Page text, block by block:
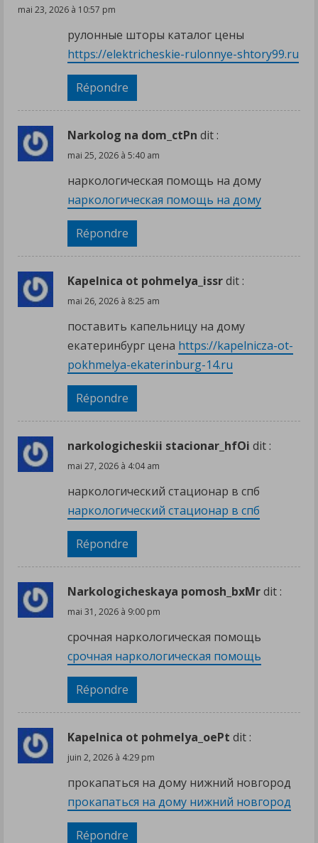
mai 23, 2026 à 10:57 pm
рулонные шторы каталог цены
https://elektricheskie-rulonnye-shtory99.ru
Répondre
Narkolog na dom_ctPn dit :
mai 25, 2026 à 5:40 am
наркологическая помощь на дому
наркологическая помощь на дому
Répondre
Kapelnica ot pohmelya_issrdit :
mai 26, 2026 à 8:25 am
поставить капельницу на дому
екатеринбург цена https://kapelnicza-ot-
pokhmelya-ekaterinburg-14.ru
Répondre
narkologicheskii stacionar_hfOi dit :
mai 27, 2026 à 4:04 am
наркологический стационар в спб
наркологический стационар в спб
Répondre
Narkologicheskaya pomosh_bxMrdit :
mai 31, 2026 à 9:00 pm
срочная наркологическая помощь
срочная наркологическая помощь
Répondre
Kapelnica ot pohmelya_oePt dit :
juin 2, 2026 à 4:29 pm
прокапаться на дому нижний новгород
прокапаться на дому нижний новгород
Répondre